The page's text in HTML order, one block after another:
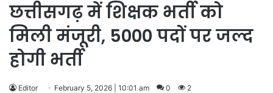
छत्तीसगढ़ में शिक्षक भर्ती को
मिली मंजूरी, 5000 पदों पर जल्द
होगी भर्ती
Editor February 5, 2026 | 10:01 am 0 2